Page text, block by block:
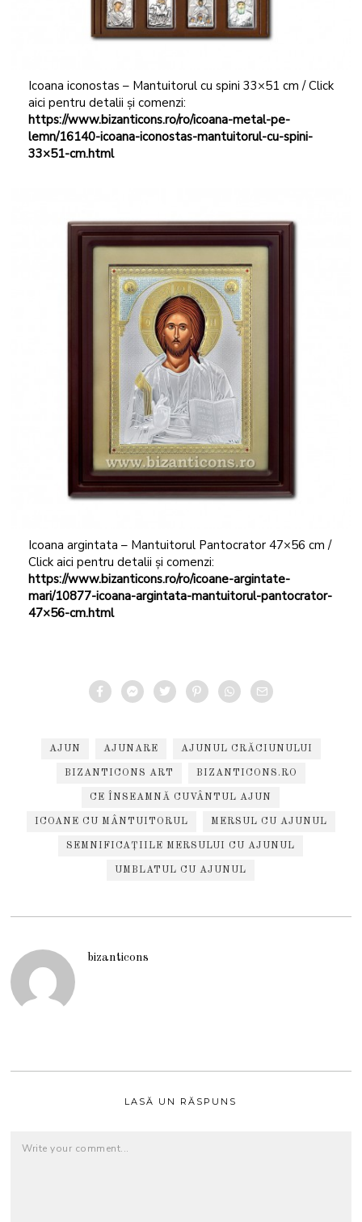
Icoana iconostas – Mantuitorul cu spini 33×51 cm / Click
aici pentru detalii și comenzi:
https://www.bizanticons.ro/ro/icoana-metal-pe-
lemn/16140-icoana-iconostas-mantuitorul-cu-spini-
33×51-cm.html
Icoana argintata – Mantuitorul Pantocrator 47×56 cm /
Click aici pentru detalii și comenzi:
https://www.bizanticons.ro/ro/icoane-argintate-
mari/10877-icoana-argintata-mantuitorul-pantocrator-
47×56-cm.html
AJUN AJUNARE AJUNUL CRĂCIUNULUI
BIZANTICONS ART BIZANTICONS.RO
CE ÎNSEAMNĂ CUVÂNTUL AJUN
ICOANE CU MÂNTUITORUL MERSUL CU AJUNUL
SEMNIFICAȚIILE MERSULUI CU AJUNUL
UMBLATUL CU AJUNUL
bizanticons
LASĂ UN RĂSPUNS